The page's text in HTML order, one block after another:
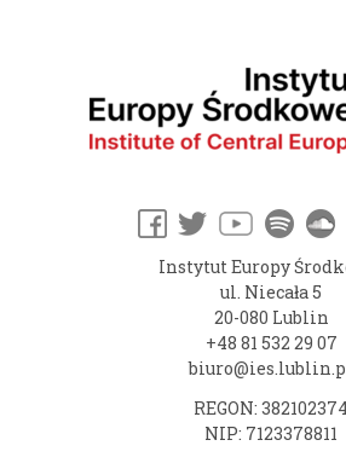
Instytut Europy
ul. Niecała 5
20-080 Lublin
+48 81 532 29 07
REGON: 382102374
NIP: 7123378811